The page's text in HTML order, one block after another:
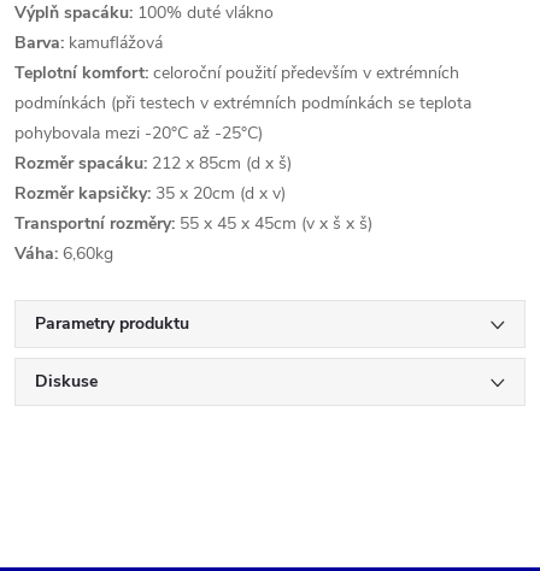
Výplň spacáku: 100% duté vlákno
Barva: kamuflážová
Teplotní komfort: celoroční použití především v extrémních
podmínkách (při testech v extrémních podmínkách se teplota
pohybovala mezi -20°C až -25°C)
Rozměr spacáku: 212 x 85cm (d x š)
Rozměr kapsičky: 35 x 20cm (d x v)
Transportní rozměry: 55 x 45 x 45cm (v x š x š)
Váha: 6,60kg
Parametry produktu
Diskuse